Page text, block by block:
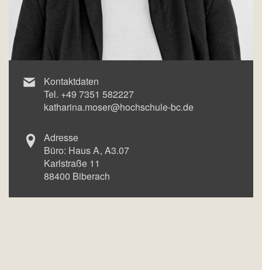
Kontaktdaten
Tel. +49 7351 582227
katharina.moser@hochschule-bc.de
Adresse
Büro: Haus A A3.07
Karlstraße 11
88400 Biberach